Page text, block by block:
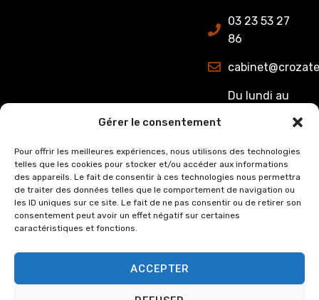
Gérer le consentement
Pour offrir les meilleures expériences, nous utilisons des technologies
telles que les cookies pour stocker et/ou accéder aux informations
des appareils. Le fait de consentir à ces technologies nous permettra
de traiter des données telles que le comportement de navigation ou
les ID uniques sur ce site. Le fait de ne pas consentir ou de retirer son
consentement peut avoir un effet négatif sur certaines
caractéristiques et fonctions.
ACCEPTER
03 23 53 27
86
Du lundi au
8h00 à 12h15
et de 13h15 à
17h00.
Le Vendredi :
de 8h00 à
12h15 et de